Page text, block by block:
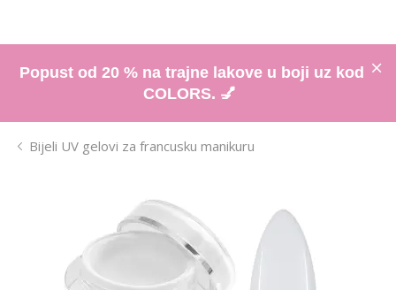
Popust od 20 % na trajne lakove u boji uz kod
COLORS. 💅
Bijeli UV gelovi za francusku manikuru